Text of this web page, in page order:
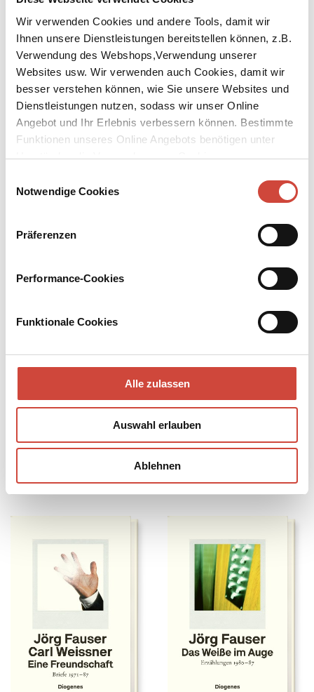
Wir verwenden Cookies und andere Tools, damit wir
Ihnen unsere Dienstleistungen bereitstellen können, z.B.
Verwendung des Webshops,Verwendung unserer
Websites usw. Wir verwenden auch Cookies, damit wir
besser verstehen können, wie Sie unsere Websites und
Dienstleistungen nutzen, sodass wir unser Online
Angebot und Ihr Erlebnis verbessern können. Bestimmte
Funktionen unseres Online Angebots benötigen unter
Umständen die Verwendung von Cookies von
Notwendige Cookies
Präferenzen
Performance-Cookies
Funktionale Cookies
Alle zulassen
Auswahl erlauben
Ablehnen
Auch erhältlich als
Auch erhältlich als Auch erhältlich als